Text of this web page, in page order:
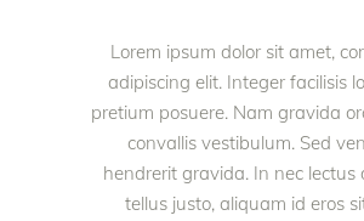
Lorem ipsum dolor sit amet,
adipiscing elit. Integer facilisis
pretium posuere. Nam gravida
convallis vestibulum. Sed
hendrerit gravida. In nec lectus
tellus justo, aliquam id eros